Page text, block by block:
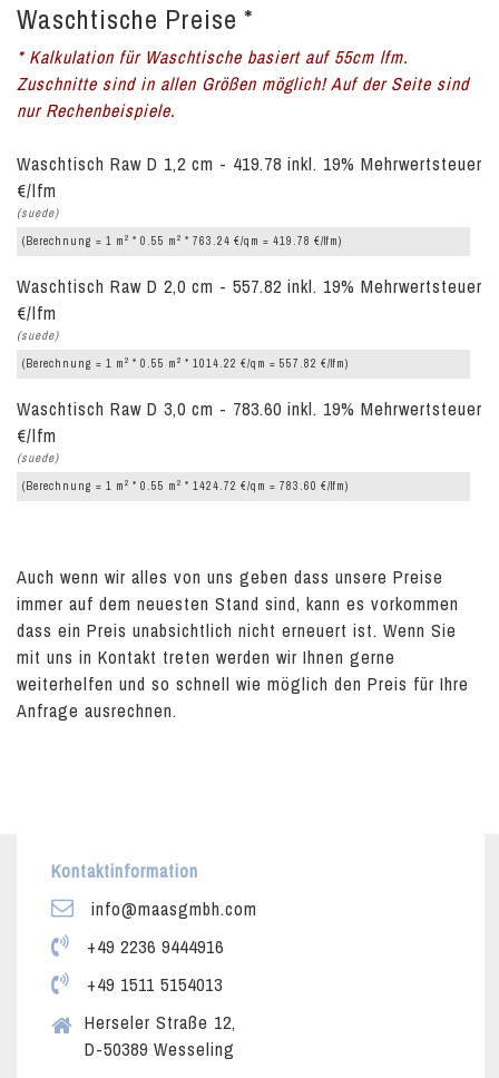
Waschtische Preise *
* Kalkulation für Waschtische basiert auf 55cm lfm.
Zuschnitte sind in allen Größen möglich! Auf der Seite sind
nur Rechenbeispiele.
Waschtisch Raw D 1,2 cm - 419.78 inkl. 19% Mehrwertsteuer
€/lfm
(suede)
(Berechnung = 1 m 2 * 0.55 m 2 * 763.24 €/qm = 419.78 €/lfm)
Waschtisch Raw D 2,0 cm - 557.82 inkl. 19% Mehrwertsteuer
€/lfm
(suede)
(Berechnung = 1 m 2 * 0.55 m 2 * 1014.22 €/qm = 557.82 €/lfm)
Waschtisch Raw D 3,0 cm - 783.60 inkl. 19% Mehrwertsteuer
€/lfm
(suede)
(Berechnung = 1 m 2 * 0.55 m 2 * 1424.72 €/qm = 783.60 €/lfm)
Auch wenn wir alles von uns geben dass unsere Preise
immer auf dem neuesten Stand sind, kann es vorkommen
dass ein Preis unabsichtlich nicht erneuert ist. Wenn Sie
mit uns in Kontakt treten werden wir Ihnen gerne
weiterhelfen und so schnell wie möglich den Preis für Ihre
Anfrage ausrechnen.
Kontaktinformation
info@maasgmbh.com
+49 2236 9444916
+49 1511 5154013
Herseler Straße 12,
D-50389 Wesseling